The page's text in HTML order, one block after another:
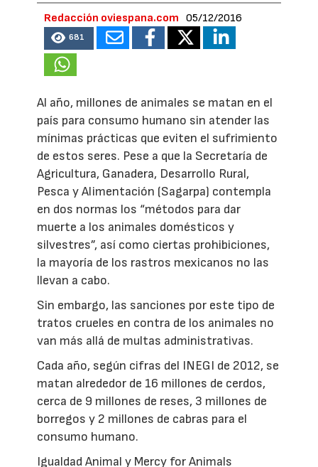
Redacción oviespana.com 05/12/2016
681
Al año, millones de animales se matan en el
país para consumo humano sin atender las
mínimas prácticas que eviten el sufrimiento
de estos seres. Pese a que la Secretaría de
Agricultura, Ganadera, Desarrollo Rural,
Pesca y Alimentación (Sagarpa) contempla
en dos normas los “métodos para dar
muerte a los animales domésticos y
silvestres”, así como ciertas prohibiciones,
la mayoría de los rastros mexicanos no las
llevan a cabo.
Sin embargo, las sanciones por este tipo de
tratos crueles en contra de los animales no
van más allá de multas administrativas.
Cada año, según cifras del INEGI de 2012, se
matan alrededor de 16 millones de cerdos,
cerca de 9 millones de reses, 3 millones de
borregos y 2 millones de cabras para el
consumo humano.
Igualdad Animal y Mercy for Animals